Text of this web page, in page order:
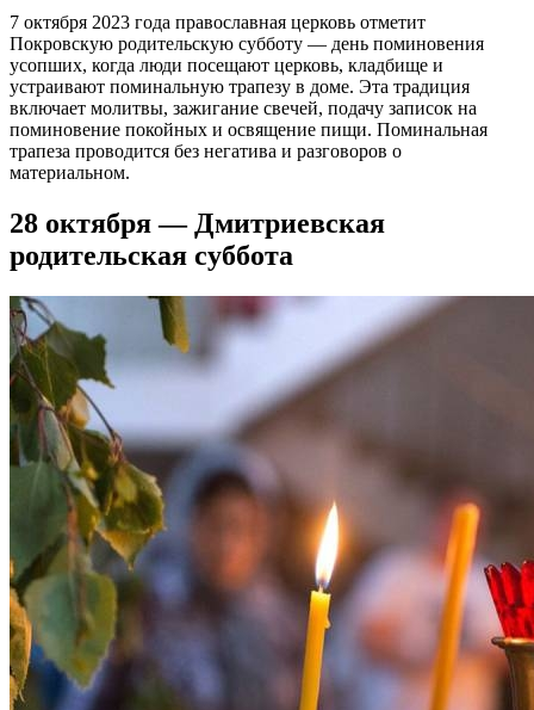
7 октября 2023 года православная церковь отметит
Покровскую родительскую субботу — день поминовения
усопших, когда люди посещают церковь, кладбище и
устраивают поминальную трапезу в доме. Эта традиция
включает молитвы, зажигание свечей, подачу записок на
поминовение покойных и освящение пищи. Поминальная
трапеза проводится без негатива и разговоров о
материальном.
28 октября — Дмитриевская
родительская суббота